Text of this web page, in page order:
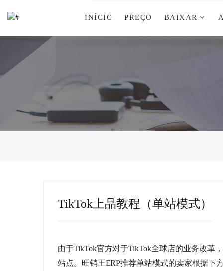
INÍCIO PREÇO BAIXAR
TikTok上品教程（单站模式）
由于TikTok官方对于TikTok全球店的业务改革
站点。旺销王ERP推荐单站模式的卖家根据下